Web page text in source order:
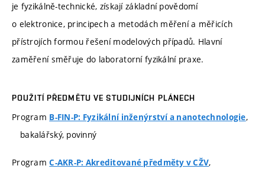
je fyzikálně-technické, získají základní povědomí
o elektronice, principech a metodách měření a měřicích
přístrojích formou řešení modelových případů. Hlavní
zaměření směřuje do laboratorní fyzikální praxe.
POUŽITÍ PŘEDMĚTU VE STUDIJNÍCH PLÁNECH
Program B-FIN-P: Fyzikální inženýrství a nanotechnologie,
bakalářský, povinný
ProgramC-AKR-P: Akreditované předměty v CŽV,